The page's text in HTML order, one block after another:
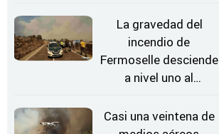
Estrellas
La gravedad del
incendio de
Fermoselle desciende
a nivel uno al
"favorable" y disminuir
Casi una veintena de